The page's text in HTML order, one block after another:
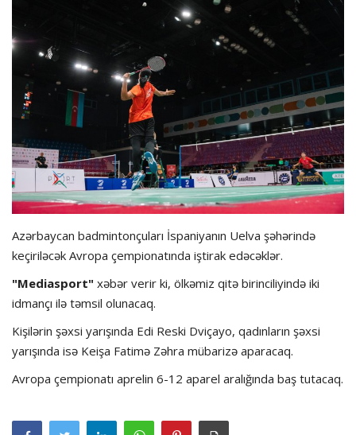
Hadisə
Olimpiada
Layihə
Formula 1
İdman növləri
Azərbaycan badmintonçuları İspaniyanın Uelva şəhərində
keçiriləcək Avropa çempionatında iştirak edəcəklər.
"Mediasport" xəbər verir ki, ölkəmiz qitə birinciliyində iki
idmançı ilə təmsil olunacaq.
Kişilərin şəxsi yarışında Edi Reski Dviçayo, qadınların şəxsi
yarışında isə Keişa Fatimə Zəhra mübarizə aparacaq.
Avropa çempionatı aprelin 6-12 aparel aralığında baş tutacaq.